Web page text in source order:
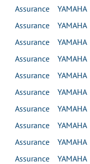
Assurance
Assurance
Assurance
Assurance
Assurance
Assurance
Assurance
Assurance
Assurance
Assurance